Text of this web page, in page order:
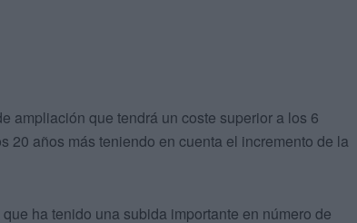
ampliación que tendrá un coste superior a los 6
20 años más teniendo en cuenta el incremento de la
ha tenido una subida importante en número de